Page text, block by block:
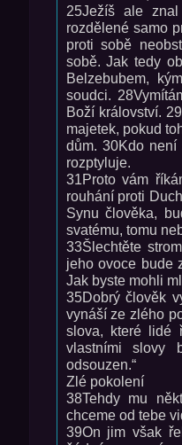
25Ježíš ale
rozdělené samo
proti sobě
sobě. Jak tedy
Belzebubem,
soudci.
Boží království.
majetek, pokud
dům. 30Kdo
rozptyluje.
31Proto vám
rouhání proti
Synu člověka,
svatému, tomu
33Šlechtěte
jeho ovoce bude
Jak byste mohli
35Dobrý člověk
vynáší ze zlého
slova, které lidé
vlastními slovy
odsouzen.“
Zlé pokolení
38Tehdy mu
chceme od tebe
39On jim však